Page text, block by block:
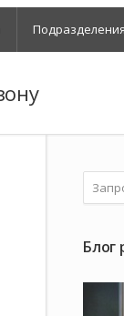
Подразделения
Блог